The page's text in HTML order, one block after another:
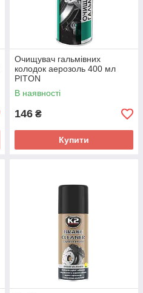
Очищувач гальмівних
колодок аерозоль 400 мл
PITON
В наявності
146 ₴
Купити